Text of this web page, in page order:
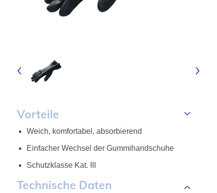
Vorteile
Weich, komfortabel, absorbierend
Einfacher Wechsel der Gummihandschuhe
Schutzklasse Kat. III
Technische Daten